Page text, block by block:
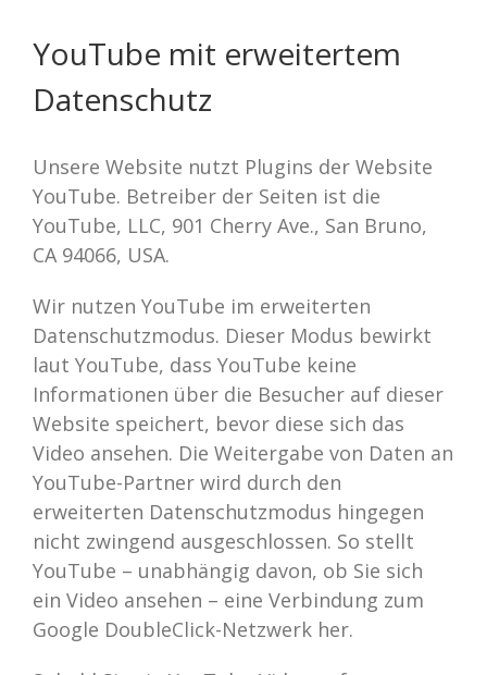
YouTube mit erweitertem
Datenschutz
Unsere Website nutzt Plugins der Website
YouTube. Betreiber der Seiten ist die
YouTube, LLC, 901 Cherry Ave., San Bruno,
CA 94066, USA.
Wir nutzen YouTube im erweiterten
Datenschutzmodus. Dieser Modus bewirkt
laut YouTube, dass YouTube keine
Informationen über die Besucher auf dieser
Website speichert, bevor diese sich das
Video ansehen. Die Weitergabe von Daten an
YouTube-Partner wird durch den
erweiterten Datenschutzmodus hingegen
nicht zwingend ausgeschlossen. So stellt
YouTube – unabhängig davon, ob Sie sich
ein Video ansehen – eine Verbindung zum
Google DoubleClick-Netzwerk her.